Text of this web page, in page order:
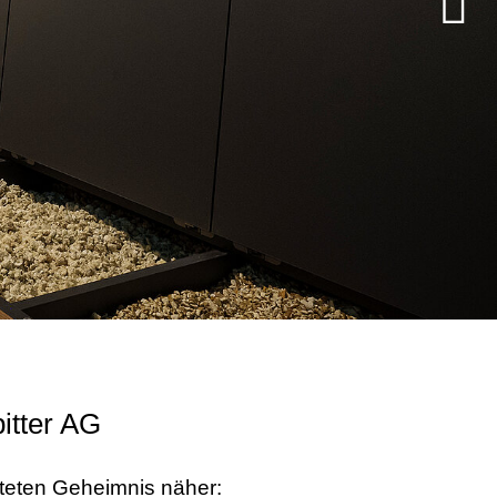
AG
Geheimnis näher: